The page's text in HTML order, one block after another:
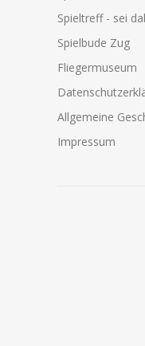
Spieltreff - sei
Spielbude Zug
Fliegermuseum
Allgemeine
Impressum